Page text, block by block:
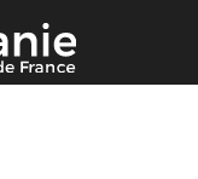
cookies